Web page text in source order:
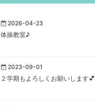
2026-04-23
体操教室♪
2023-09-01
２学期もよろしくお願いします💕